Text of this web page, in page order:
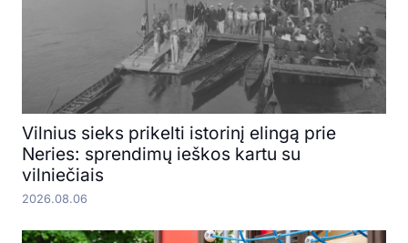
Vilnius sieks prikelti istorinį elingą prie
Neries: sprendimų ieškos kartu su
vilniečiais
2026.08.06